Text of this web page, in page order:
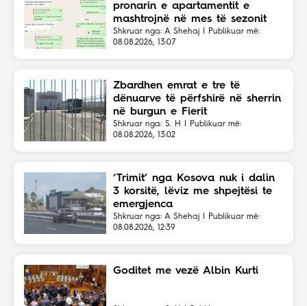
pronarin e apartamentit e
mashtrojnë në mes të sezonit
Shkruar nga: A Shehaj | Publikuar më:
08.08.2026, 13:07
Zbardhen emrat e tre të
dënuarve të përfshirë në sherrin
në burgun e Fierit
Shkruar nga: S. H | Publikuar më:
08.08.2026, 13:02
‘Trimit’ nga Kosova nuk i dalin
3 korsitë, lëviz me shpejtësi te
emergjenca
Shkruar nga: A Shehaj | Publikuar më:
08.08.2026, 12:39
Goditet me vezë Albin Kurti